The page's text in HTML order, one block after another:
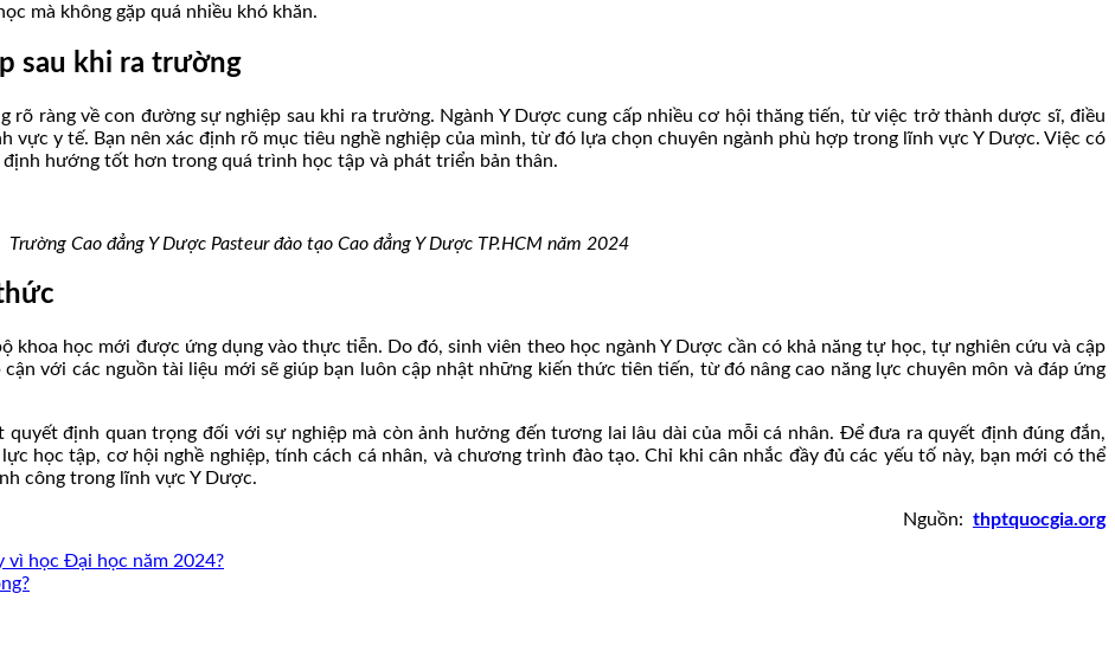
mà không gặp quá nhiều khó khăn.
sau khi ra trường
rõ ràng về con đường sự nghiệp sau khi ra trường. Ngành Y Dược cung cấp nhiều cơ hội thăng tiến, từ việc trở thành dược sĩ, điều
vực y tế. Bạn nên xác định rõ mục tiêu nghề nghiệp của mình, từ đó lựa chọn chuyên ngành phù hợp trong lĩnh vực Y Dược. Việc có
hướng tốt hơn trong quá trình học tập và phát triển bản thân.
Trường Cao đẳng Y Dược Pasteur đào tạo Cao đẳng Y Dược TP.HCM năm 2024
khoa học mới được ứng dụng vào thực tiễn. Do đó, sinh viên theo học ngành Y Dược cần có khả năng tự học, tự nghiên cứu và cập
với các nguồn tài liệu mới sẽ giúp bạn luôn cập nhật những kiến thức tiên tiến, từ đó nâng cao năng lực chuyên môn và đáp ứng
định quan trọng đối với sự nghiệp mà còn ảnh hưởng đến tương lai lâu dài của mỗi cá nhân. Để đưa ra quyết định đúng đắn,
học tập, cơ hội nghề nghiệp, tính cách cá nhân, và chương trình đào tạo. Chỉ khi cân nhắc đầy đủ các yếu tố này, bạn mới có thể
công trong lĩnh vực Y Dược.
Nguồn: thptquocgia.org
vì học Đại học năm 2024?